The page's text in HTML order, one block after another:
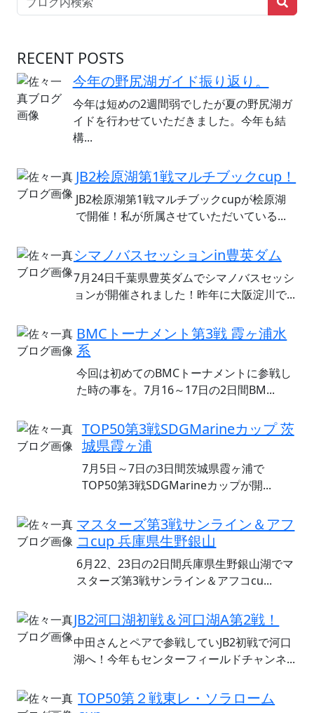
RECENT POSTS
今年の野尻湖ガイド振り返り。
今年は短めの2週間弱でしたが夏の野尻湖ガ
イドを行わせていただきました。今年も結
構...
JB2桧原湖第1戦マルチブックcup！
JB2桧原湖第1戦マルチブックcupが桧原湖
で開催！私が所属させていただいている...
シマノバスセッションin豊英ダム
7月24日千葉県豊英ダムでシマノバスセッシ
ョンが開催されました！昨年に大阪淀川で...
BMCトーナメント第3戦 霞ヶ浦水
系
今回は初めてのBMCトーナメントに参戦し
た時の事を。7月16～17日の2日間BM...
TOP50第3戦SDGMarineカップ 茨
城県霞ヶ浦
7月5日～7日の3日間茨城県霞ヶ浦で
TOP50第3戦SDGMarineカップが開...
マスターズ第3戦サンライン＆アフ
コcup 兵庫県生野銀山
6月22、23日の2日間兵庫県生野銀山湖でマ
スターズ第3戦サンライン＆アフコcu...
JB2河口湖初戦＆河口湖A第2戦！
中田さんとペアで参戦していJB2初戦で河口
湖へ！今年もセンターフィールドチャンネ...
TOP50第２戦東レ・ソラローム